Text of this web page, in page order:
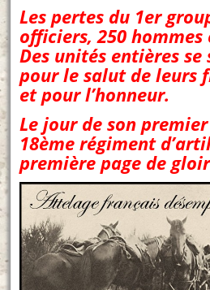
Les pertes du 1er
officiers, 250 hommes
Des unités entières
pour le salut de leurs
et pour l’honneur.
Le jour de son
18ème régiment
première page de